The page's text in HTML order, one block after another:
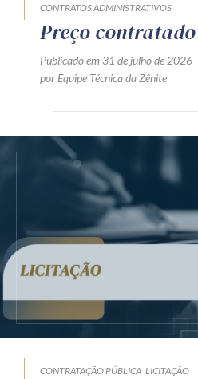
CONTRATOS ADMINISTRATIVOS
Preço contratado
Publicado em 31 de julho de 2026
por Equipe Técnica da Zênite
CONTRATAÇÃO PÚBLICA LICITAÇÃO